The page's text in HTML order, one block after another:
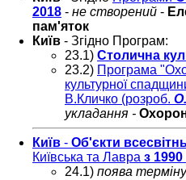
2018 - не створений -
пам'яток
Київ - Згідно Програм:
23.1) Столична
23.2) Програма
культурної
В.Кличко (розроб.
укладання -
Київ - Об'єкти
Київська та Лавра з 1990
24.1) поява терміну